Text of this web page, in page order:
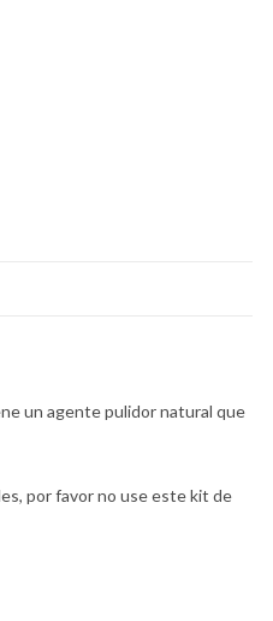
un agente pulidor natural que
por favor no use este kit de